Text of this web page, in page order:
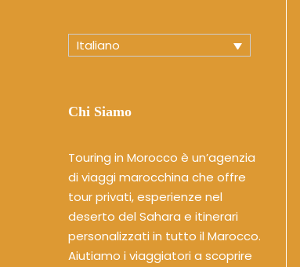
Italiano
Chi Siamo
Touring in Morocco è un’agenzia
di viaggi marocchina che offre
tour privati, esperienze nel
deserto del Sahara e itinerari
personalizzati in tutto il Marocco.
Aiutiamo i viaggiatori a scoprire